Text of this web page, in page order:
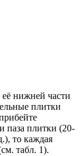
её нижней части
плитки
паза плитки (20-
то каждая
табл. 1).